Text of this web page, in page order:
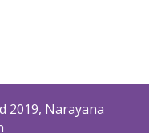
2019, Narayana